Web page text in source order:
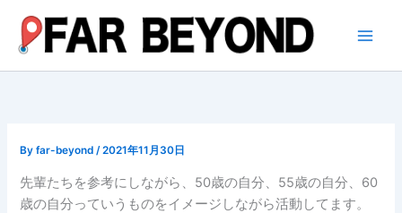
ス
Byfar-beyond/2021年11月30日
先輩たちを参考にしながら、50歳の自分、55歳の自分、60
歳の自分っていうものをイメージしながら活動してます。